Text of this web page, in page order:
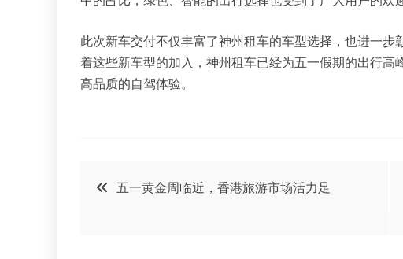
此次新车交付不仅丰富了神州租车的车型选择，也进一
着这些新车型的加入，神州租车已经为五一假期的出行
高品质的自驾体验。
文
五一黄金周临近，香港旅游市场活力足